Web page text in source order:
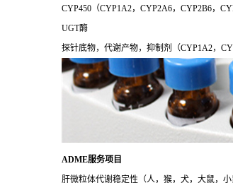
CYP450（CYP1A2，CYP2A6，CYP2B6，
UGT酶
探针底物，代谢产物，抑制剂（CYP1A2，
ADME服务项目
肝微粒体代谢稳定性（人，猴，犬，大鼠，小